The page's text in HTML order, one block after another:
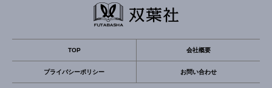
TOP 会社概要
プライバシーポリシー お問い合わせ